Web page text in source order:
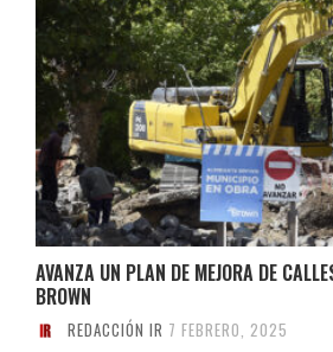
AVANZA UN PLAN DE MEJORA DE
BROWN
REDACCIÓN IR 7 FEBRERO, 2025